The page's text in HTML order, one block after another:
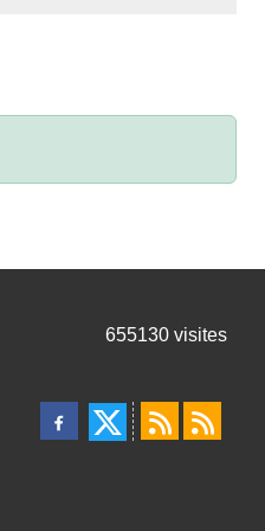
655130 visites